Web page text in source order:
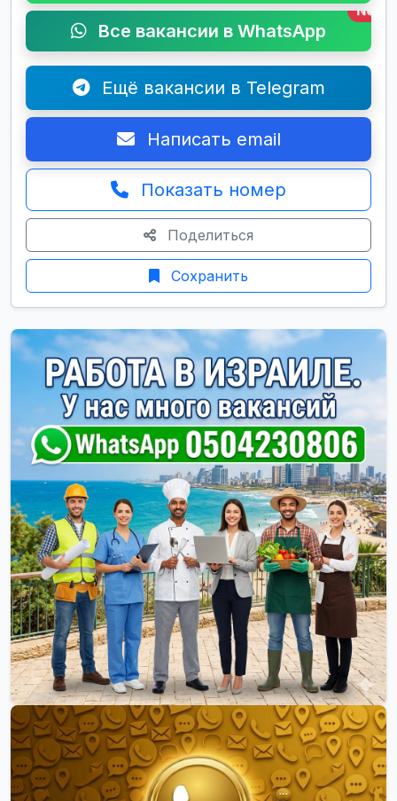
Все вакансии в WhatsApp
New
Ещё вакансии в Telegram
Написать email
Показать номер
Поделиться
Сохранить